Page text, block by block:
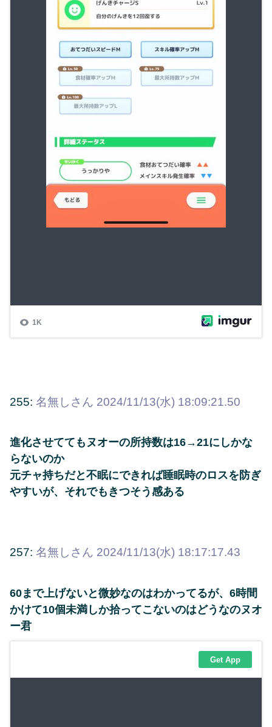
255: 名無しさん 2024/11/13(水) 18:09:21.50
進化させててもヌオーの所持数は16→21にしかな
らないのか
元チャ持ちだと不眠にできれば睡眠時のロスを防ぎ
やすいが、それでもきつそう感ある
257: 名無しさん 2024/11/13(水) 18:17:17.43
60まで上げないと微妙なのはわかってるが、6時間
かけて10個未満しか拾ってこないのはどうなのヌオ
ー君